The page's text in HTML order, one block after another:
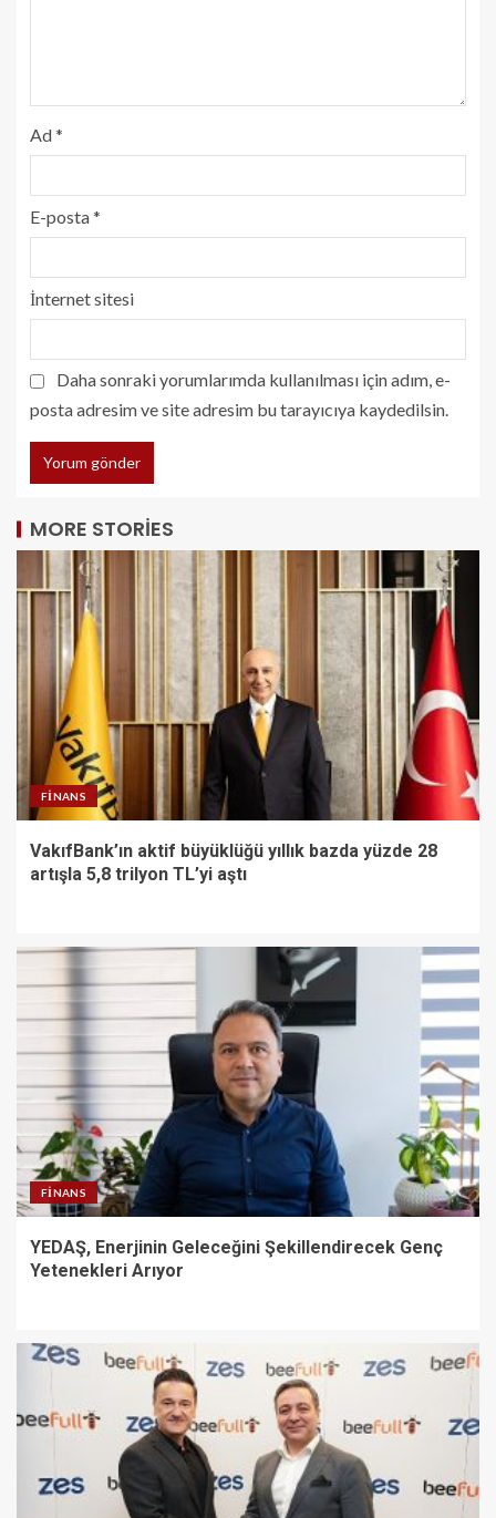
Ad*
E-posta*
İnternet sitesi
Daha sonraki yorumlarımda kullanılması için adım, e-
posta adresim ve site adresim bu tarayıcıya kaydedilsin.
MORE STORIES
FINANS
VakıfBank’ın aktif büyüklüğü yıllık bazda yüzde 28
artışla 5,8 trilyon TL’yi aştı
FINANS
YEDAŞ, Enerjinin Geleceğini Şekillendirecek Genç
Yetenekleri Arıyor